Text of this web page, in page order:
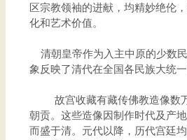
区宗教领袖的进献，均精妙绝伦
化和艺术价值。
清朝皇帝作为入主中原的少数
象反映了清代在全国各民族大统
故宫收藏有藏传佛教造像数万
朝贡。这些造像因制作时代及产
而盛于清。元代以降，历代宫廷